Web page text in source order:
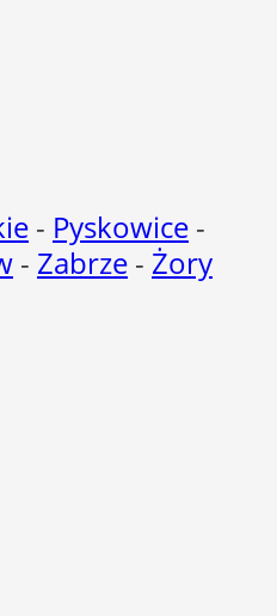
- Pyskowice -
- Zabrze - Żory